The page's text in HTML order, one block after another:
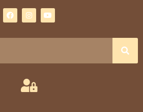
a
c
n
s
m
o
u